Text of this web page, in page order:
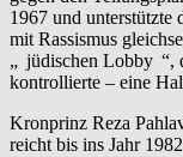
1967 und
mit Rassismus
„ jüdischen Lobby “,
kontrollierte – eine
Kronprinz Reza
reicht bis ins Jahr